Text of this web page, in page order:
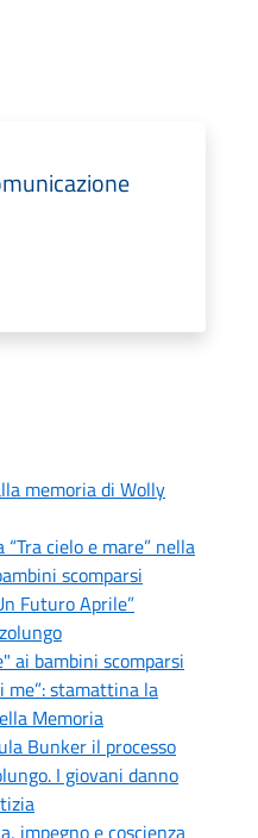
memoria di Wolly
cielo e mare” nella
scomparsi
Futuro Aprile”
ai bambini scomparsi
me”: stamattina la
Memoria
Bunker il processo
I giovani danno
impegno e coscienza